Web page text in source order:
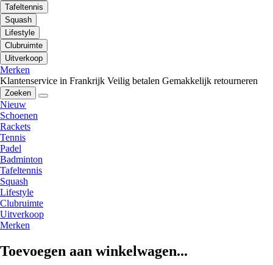
Tafeltennis
Squash
Lifestyle
Clubruimte
Uitverkoop
Merken
Klantenservice in Frankrijk Veilig betalen Gemakkelijk retourneren
Zoeken
Nieuw
Schoenen
Rackets
Tennis
Padel
Badminton
Tafeltennis
Squash
Lifestyle
Clubruimte
Uitverkoop
Merken
Toevoegen aan winkelwagen...